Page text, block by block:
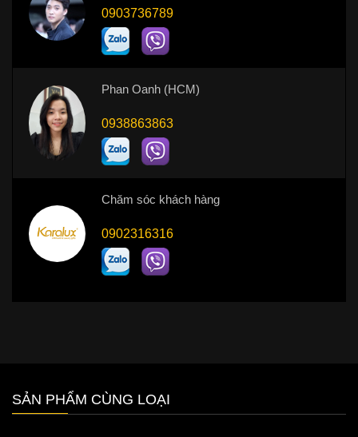
0903736789
Phan Oanh (HCM)
0938863863
Chăm sóc khách hàng
0902316316
SẢN PHẨM CÙNG LOẠI